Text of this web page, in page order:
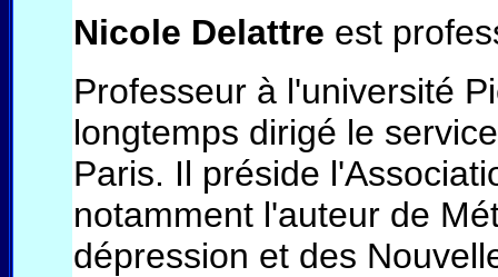
Nicole Delattre est
Professeur à l'université
longtemps dirigé le
Paris. Il préside
notamment l'auteur de
dépression et des